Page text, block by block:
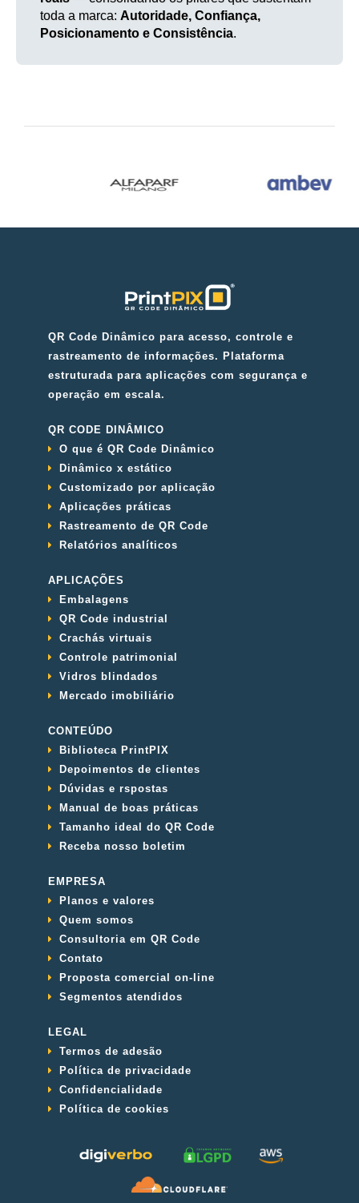
toda a marca: Autoridade, Confiança,
Posicionamento e Consistência.
QR Code Dinâmico para acesso, controle e
rastreamento de informações. Plataforma
estruturada para aplicações com segurança e
operação em escala.
QR CODE DINÂMICO
O que é QR Code Dinâmico
Dinâmico x estático
Customizado por aplicação
Aplicações práticas
Rastreamento de QR Code
Relatórios analíticos
APLICAÇÕES
Embalagens
QR Code industrial
Crachás virtuais
Controle patrimonial
Vidros blindados
Mercado imobiliário
CONTEÚDO
Biblioteca PrintPIX
Depoimentos de clientes
Dúvidas e rspostas
Manual de boas práticas
Tamanho ideal do QR Code
Receba nosso boletim
EMPRESA
Planos e valores
Quem somos
Consultoria em QR Code
Contato
Proposta comercial on-line
Segmentos atendidos
LEGAL
Termos de adesão
Política de privacidade
Confidencialidade
Política de cookies